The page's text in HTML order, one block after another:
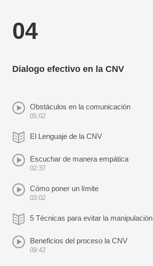
04
Dialogo efectivo en la CNV
Obstáculos en la comunicación
05:02
El Lenguaje de la CNV
Escuchar de manera empática
02:37
Cómo poner un límite
03:02
5 Técnicas para evitar la manipulación
Beneficios del proceso la CNV
09:42